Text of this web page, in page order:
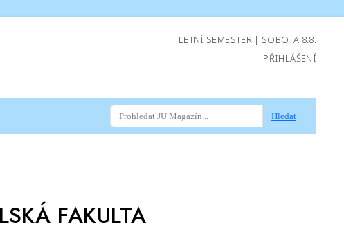
LETNÍ SEMESTER | SOBOTA 8.8.
PŘIHLÁŠENÍ
Hledat
FAKULTA